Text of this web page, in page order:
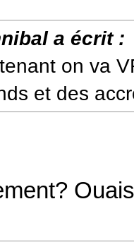
a écrit :
on va
et des